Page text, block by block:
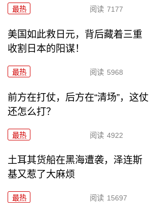
最热 阅读 7177
美国如此救日元，背后藏着三重
收割日本的阳谋！
最热 阅读 5968
前方在打仗，后方在“清场”，这仗
还怎么打？
最热 阅读 4922
土耳其货船在黑海遭袭，泽连斯
基又惹了大麻烦
最热 阅读 15697